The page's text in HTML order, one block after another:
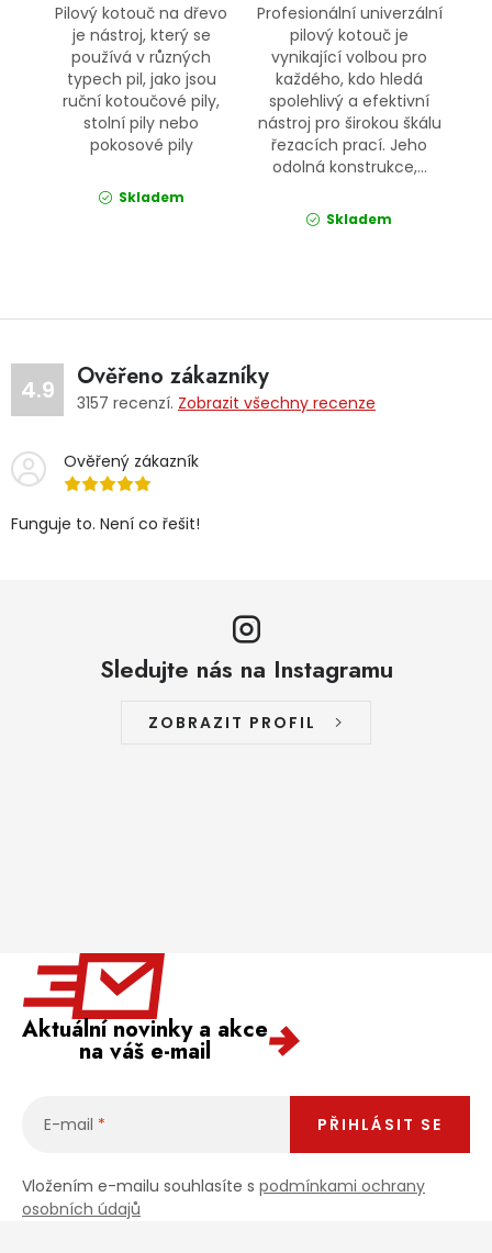
Pilový kotouč na dřevo
je nástroj, který se
používá v různých
typech pil, jako jsou
ruční kotoučové pily,
stolní pily nebo
pokosové pily
Skladem
Profesionální univerzální
pilový kotouč je
vynikající volbou pro
každého, kdo hledá
spolehlivý a efektivní
nástroj pro širokou škálu
řezacích prací. Jeho
odolná konstrukce,...
Skladem
4.9 Ověřeno zákazníky
3157 recenzí. Zobrazit všechny recenze
Ověřený zákazník
Funguje to. Není co řešit!
Sledujte nás na Instagramu
ZOBRAZIT PROFIL
Aktuální novinky a akce
na váš e-mail
E-mail
Vložením e-mailu souhlasíte s podmínkami ochrany
osobních údajů
PŘIHLÁSIT SE